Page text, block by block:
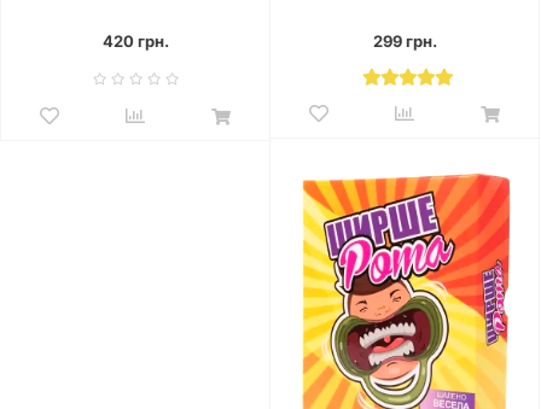
420 грн. 299 грн.